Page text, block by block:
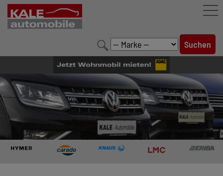
FAHRZEUGBESTAND
LEISTUNGEN
KONFIGURATOR
MARKENWELT
UNTERNEHMEN